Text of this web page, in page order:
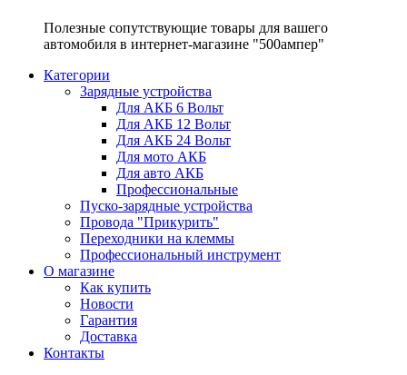
Полезные сопутствующие товары для вашего
автомобиля в интернет-магазине "500ампер"
Категории
Зарядные устройства
Для АКБ 6 Вольт
Для АКБ 12 Вольт
Для АКБ 24 Вольт
Для мото АКБ
Для авто АКБ
Профессиональные
Пуско-зарядные устройства
Провода "Прикурить"
Переходники на клеммы
Профессиональный инструмент
О магазине
Как купить
Новости
Гарантия
Доставка
Контакты